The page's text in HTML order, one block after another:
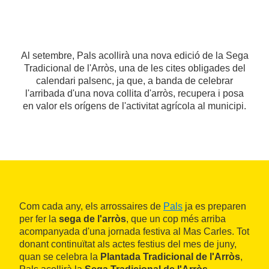
Al setembre, Pals acollirà una nova edició de la Sega
Tradicional de l'Arròs, una de les cites obligades del
calendari palsenc, ja que, a banda de celebrar
l'arribada d'una nova collita d'arròs, recupera i posa
en valor els orígens de l'activitat agrícola al municipi.
Com cada any, els arrossaires de Pals ja es preparen
per fer la sega de l'arròs, que un cop més arriba
acompanyada d'una jornada festiva al Mas Carles. Tot
donant continuïtat als actes festius del mes de juny,
quan se celebra la Plantada Tradicional de l'Arròs,